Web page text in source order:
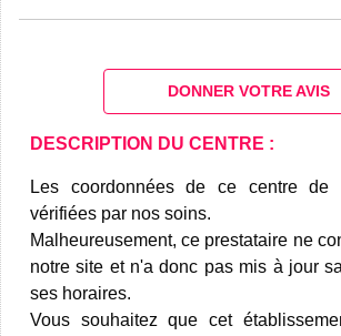
DONNER VOTRE AVIS
DESCRIPTION DU CENTRE :
Les coordonnées de ce centre de
vérifiées par nos soins.
Malheureusement, ce prestataire ne
notre site et n'a donc pas mis à jour
ses horaires.
Vous souhaitez que cet